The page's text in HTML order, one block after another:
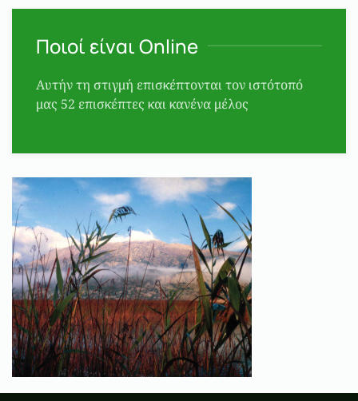
Ποιοί είναι Online
Αυτήν τη στιγμή επισκέπτονται τον ιστότοπό
μας 52 επισκέπτες και κανένα μέλος